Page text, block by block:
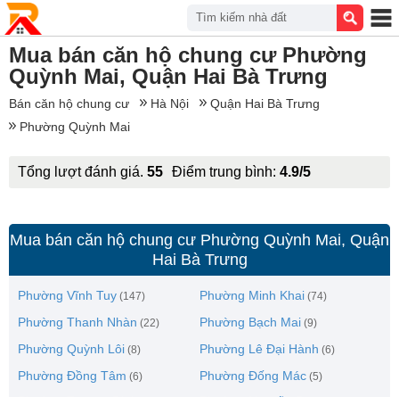
Mua bán căn hộ chung cư Phường
Quỳnh Mai, Quận Hai Bà Trưng
Bán căn hộ chung cư Hà Nội
Quận Hai Bà Trưng
Phường Quỳnh Mai
Tổng lượt đánh giá. 55 Điểm trung bình: 4.9/5
Mua bán căn hộ chung cư Phường Quỳnh Mai, Quận
Hai Bà Trưng
Phường Vĩnh Tuy (147) Phường Minh Khai (74)
Phường Thanh Nhàn (22) Phường Bạch Mai (9)
Phường Quỳnh Lôi (8) Phường Lê Đại Hành (6)
Phường Đồng Tâm (6) Phường Đống Mác (5)
Tìm kiếm nhà đất